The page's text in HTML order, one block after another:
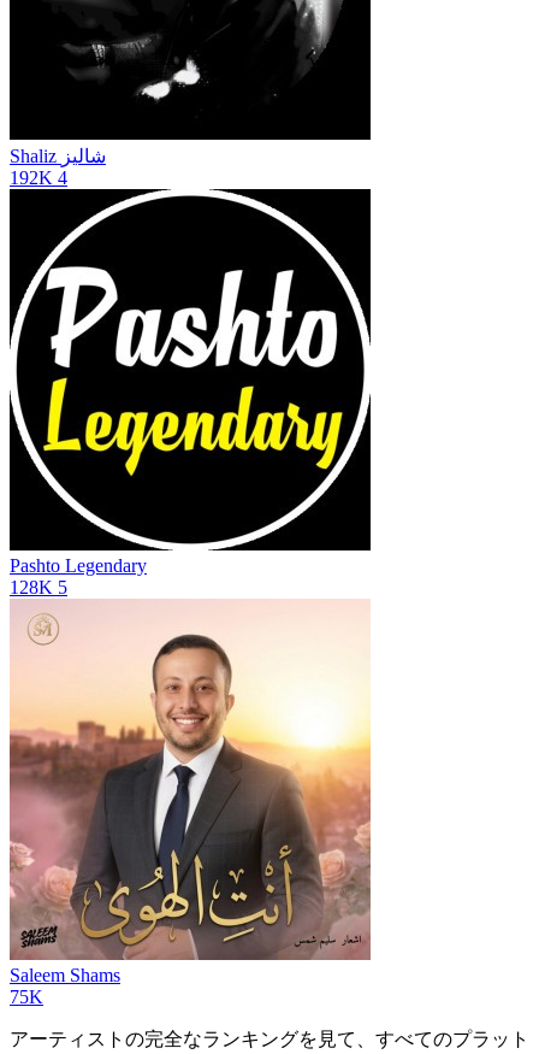
Shaliz شاليز
192K 4
Pashto Legendary
128K 5
Saleem Shams
75K
アーティストの完全なランキングを見て、すべてのプラット